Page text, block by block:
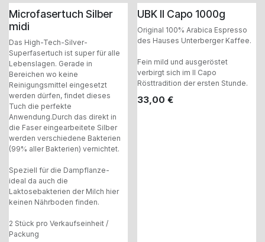
Microfasertuch Silber
midi
Das High-Tech-Silver-
Superfasertuch ist super für alle
Lebenslagen. Gerade in
Bereichen wo keine
Reinigungsmittel eingesetzt
werden dürfen, findet dieses
Tuch die perfekte
Anwendung.Durch das direkt in
die Faser eingearbeitete Silber
werden verschiedene Bakterien
(99% aller Bakterien) vernichtet.
Speziell für die Dampflanze-
ideal da auch die
Laktosebakterien der Milch hier
keinen Nährboden finden.
2 Stück pro Verkaufseinheit /
Packung
UBK Il Capo 1000g
Original 100% Arabica Espresso
des Hauses Unterberger Kaffee.
Fein mild und ausgeröstet
verbirgt sich im Il Capo
Rösttradition der ersten Stunde.
33,00 €